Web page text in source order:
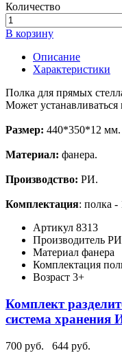
Количество
В корзину
Описание
Характеристики
Полка для прямых
Может
Размер: 440*350*12 мм.
Материал: фанера.
Производство: РИ.
Комплектация: полка -
Артикул 8313
Производитель РИ
Материал фанера
Комплектация
Возраст 3+
Комплект
система хранения
700 руб.
644 руб.